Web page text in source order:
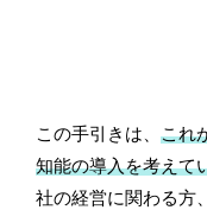
この手引きは、これ
知能の導入を考えて
社の経営に関わる方